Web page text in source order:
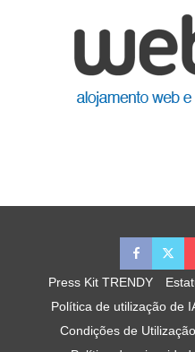
Press Kit TRENDY
Política de utilização de
Condições de Utilização